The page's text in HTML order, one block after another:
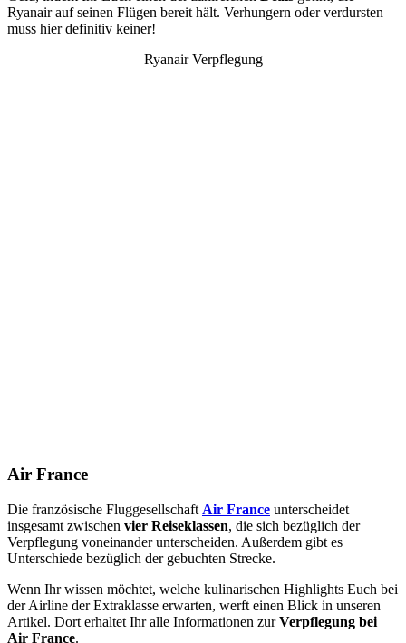
Ryanair auf seinen Flügen bereit hält. Verhungern oder verdursten
muss hier definitiv keiner!
Ryanair Verpflegung
Air France
Die französische Fluggesellschaft Air France unterscheidet
insgesamt zwischen vier Reiseklassen, die sich bezüglich der
Verpflegung voneinander unterscheiden. Außerdem gibt es
Unterschiede bezüglich der gebuchten Strecke.
Wenn Ihr wissen möchtet, welche kulinarischen Highlights Euch bei
der Airline der Extraklasse erwarten, werft einen Blick in unseren
Artikel. Dort erhaltet Ihr alle Informationen zurVerpflegung bei
Air France.